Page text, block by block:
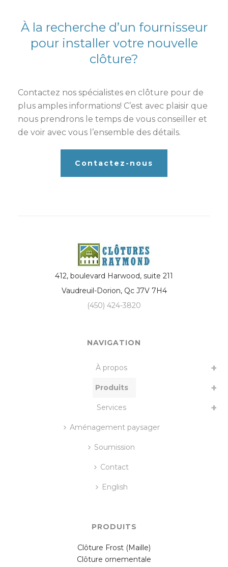
À la recherche d’un fournisseur
pour installer votre nouvelle
clôture?
Contactez nos spécialistes en clôture pour de
plus amples informations! C’est avec plaisir que
nous prendrons le temps de vous conseiller et
de voir avec vous l’ensemble des détails.
Contactez-nous
412, boulevard Harwood, suite 211
Vaudreuil-Dorion, Qc J7V 7H4
(450) 424-3820
NAVIGATION
À propos
Produits
Services
Aménagement paysager
Soumission
Contact
English
PRODUITS
Clôture Frost (Maille)
Clôture ornementale